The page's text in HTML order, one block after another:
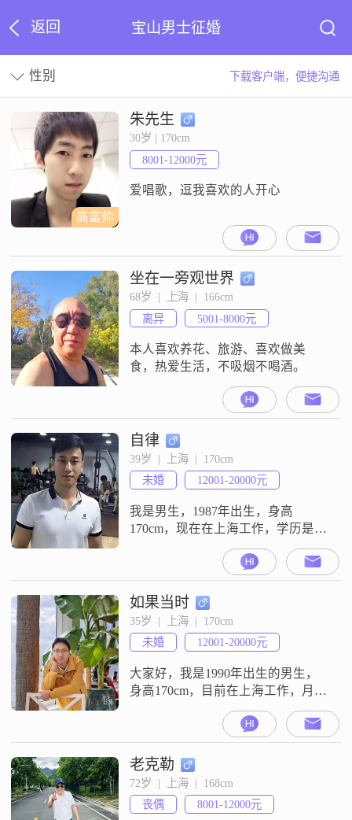
返回 宝山男士征婚
性别 下载客户端，便捷沟通
高富帅
朱先生
30岁 | 170cm
8001-12000元
爱唱歌，逗我喜欢的人开心
坐在一旁观世界
68岁  |  上海  |  166cm
离异
5001-8000元
本人喜欢养花、旅游、喜欢做美
食，热爱生活，不吸烟不喝酒。
自律
39岁  |  上海  |  170cm
未婚
12001-20000元
我是男生，1987年出生，身高
170cm，现在在上海工作，学历是大
专，月收入在12001到20000元之间
##3002##我这个人责任感比较强，
性格稳重可靠，情绪也比较稳定，
平时和人相处很注重相互尊重
##3002##生活上我比较注重健康养
生，日常会坚持跑步，也在做健身
增肌，保持良好的身体状态
##3002##空闲的时候我
如果当时
35岁  |  上海  |  170cm
未婚
12001-20000元
大家好，我是1990年出生的男生，
身高170cm，目前在上海工作，月收
入在12001到20000元之间，学历是
硕士##3002##平时我比较喜欢登山
徒步，也爱骑行，休息的时候会出
门走走，或者去外面旅行##3002##
平时也会自己动手做菜烹饪，比较
注重健康养生##3002##生活中我性
格乐观积极，随和易相处，待人真
老克勒
72岁  |  上海  |  168cm
丧偶
8001-12000元